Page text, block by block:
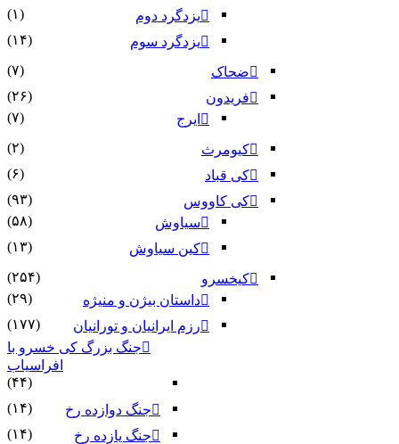
یزدگرد دوم
(۱)
یزدگرد سوم
(۱۴)
ضحاک
(۷)
فریدون
(۲۶)
ایرج
(۷)
کیومرث
(۲)
کی قباد
(۶)
کی کاووس
(۹۳)
سیاوش
(۵۸)
کین سیاوش
(۱۳)
کیخسرو
(۲۵۴)
داستان بیژن و منیژه
(۲۹)
رزم ایرانیان و تورانیان
(۱۷۷)
جنگ بزرگ کی خسرو با
افراسیاب
(۴۴)
جنگ دوازده رخ
(۱۴)
جنگ یازده رخ
(۱۴)